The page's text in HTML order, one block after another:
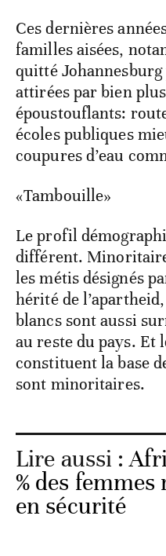
Ces dernières
familles aisées,
quitté
attirées par bien
époustouflants:
écoles publiques
coupures d’eau
«Tambouille»
Le profil
différent.
les métis désignés
hérité de
blancs sont aussi
au reste du pays. Et
constituent la base
sont minoritaires.
Lire aussi :
% des femmes
en sécurité